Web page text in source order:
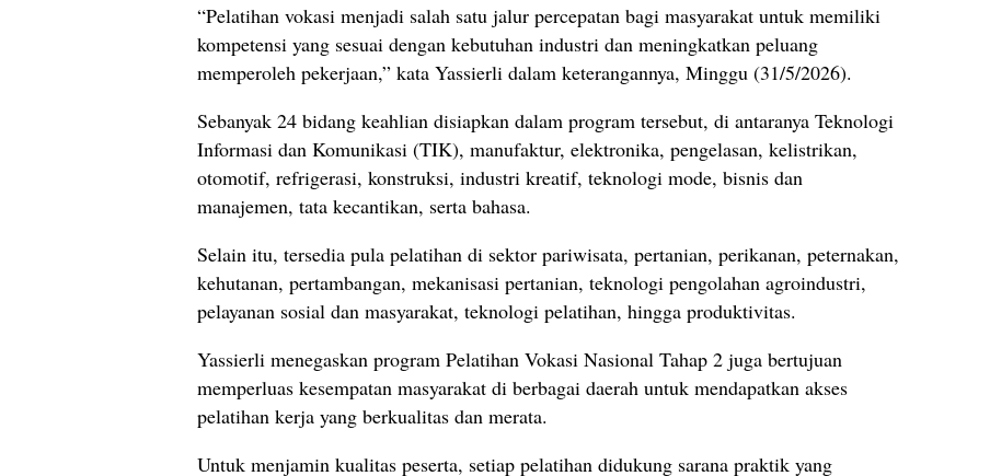
“Pelatihan vokasi menjadi salah satu jalur percepatan bagi masyarakat untuk memiliki
kompetensi yang sesuai dengan kebutuhan industri dan meningkatkan peluang
memperoleh pekerjaan,” kata Yassierli dalam keterangannya, Minggu (31/5/2026).
Sebanyak 24 bidang keahlian disiapkan dalam program tersebut, di antaranya Teknologi
Informasi dan Komunikasi (TIK), manufaktur, elektronika, pengelasan, kelistrikan,
otomotif, refrigerasi, konstruksi, industri kreatif, teknologi mode, bisnis dan
manajemen, tata kecantikan, serta bahasa.
Selain itu, tersedia pula pelatihan di sektor pariwisata, pertanian, perikanan, peternakan,
kehutanan, pertambangan, mekanisasi pertanian, teknologi pengolahan agroindustri,
pelayanan sosial dan masyarakat, teknologi pelatihan, hingga produktivitas.
Yassierli menegaskan program Pelatihan Vokasi Nasional Tahap 2 juga bertujuan
memperluas kesempatan masyarakat di berbagai daerah untuk mendapatkan akses
pelatihan kerja yang berkualitas dan merata.
Untuk menjamin kualitas peserta, setiap pelatihan didukung sarana praktik yang